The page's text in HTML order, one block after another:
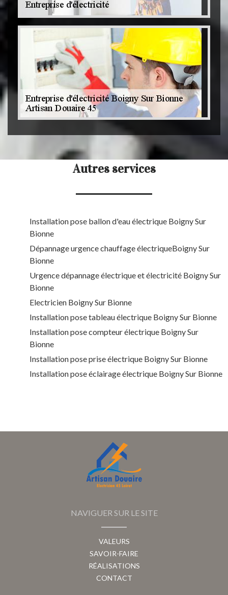
Autres services
Installation pose ballon d'eau électrique Boigny Sur
Bionne
Dépannage urgence chauffage électriqueBoigny Sur
Bionne
Urgence dépannage électrique et électricité Boigny Sur
Bionne
Electricien Boigny Sur Bionne
Installation pose tableau électrique Boigny Sur Bionne
Installation pose compteur électrique Boigny Sur
Bionne
Installation pose prise électrique Boigny Sur Bionne
Installation pose éclairage électrique Boigny Sur Bionne
NAVIGUER SUR LE SITE
VALEURS
SAVOIR-FAIRE
RÉALISATIONS
CONTACT